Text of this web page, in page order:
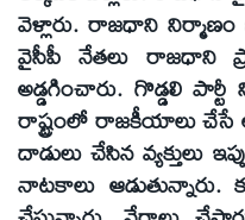
వెళ్లారు. రాజధాని నిర్మాణం
వైసీపీ నేతలు రాజధాని
అడ్డగించారు. గొడ్డలి పార్టీ
రాష్ట్రంలో రాజకీయాలు
దాడులు చేసిన వ్యక్తులు
నాటకాలు ఆడుతున్నారు.